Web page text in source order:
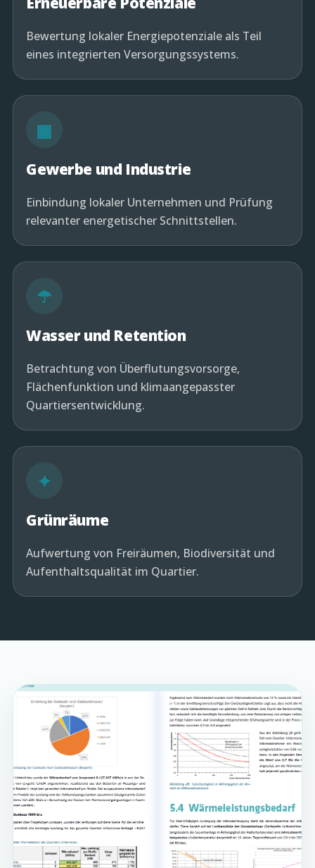
Bewertung lokaler Energiepotenziale als Teil
eines integrierten Versorgungssystems.
▦
Gewerbe und Industrie
Einbindung lokaler Unternehmen und Prüfung
relevanter energetischer Schnittstellen.
☂
Wasser und Retention
Betrachtung von Überflutungsvorsorge,
Flächenfunktion und klimaangepasster
Quartiersentwicklung.
✦
Grünräume
Aufwertung von Freiräumen, Biodiversität und
Aufenthaltsqualität im Quartier.